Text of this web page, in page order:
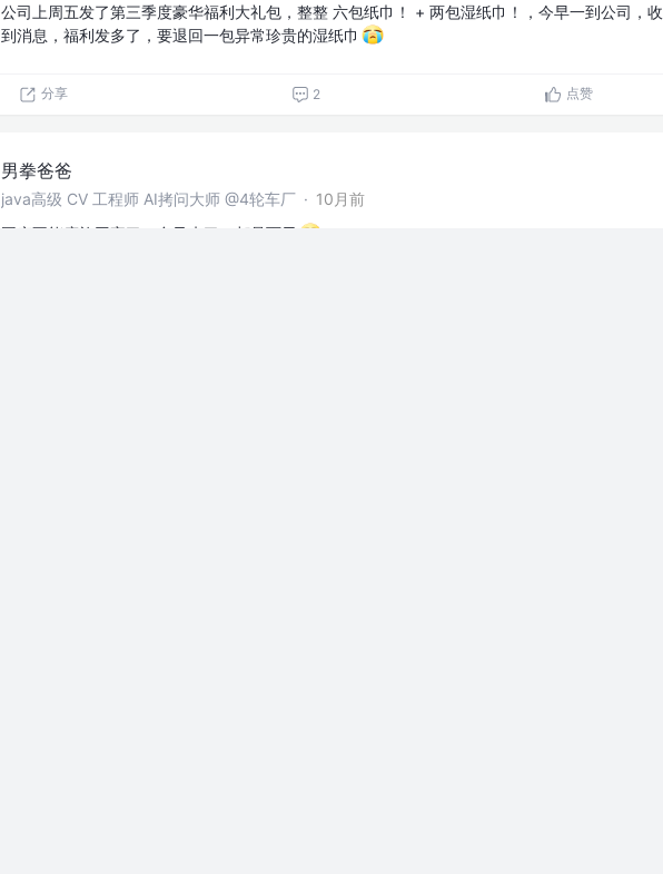
公司上周五发了第三季度豪华福利大礼包，整整 六包纸巾！ + 两包湿纸巾！，今早一到公司，收
到消息，福利发多了，要退回一包异常珍贵的湿纸巾
分享 2 点赞
男拳爸爸
java高级 CV 工程师 AI拷问大师 @4轮车厂 · 10月前
国庆不能摩旅回家了，台风来了，都是雨天